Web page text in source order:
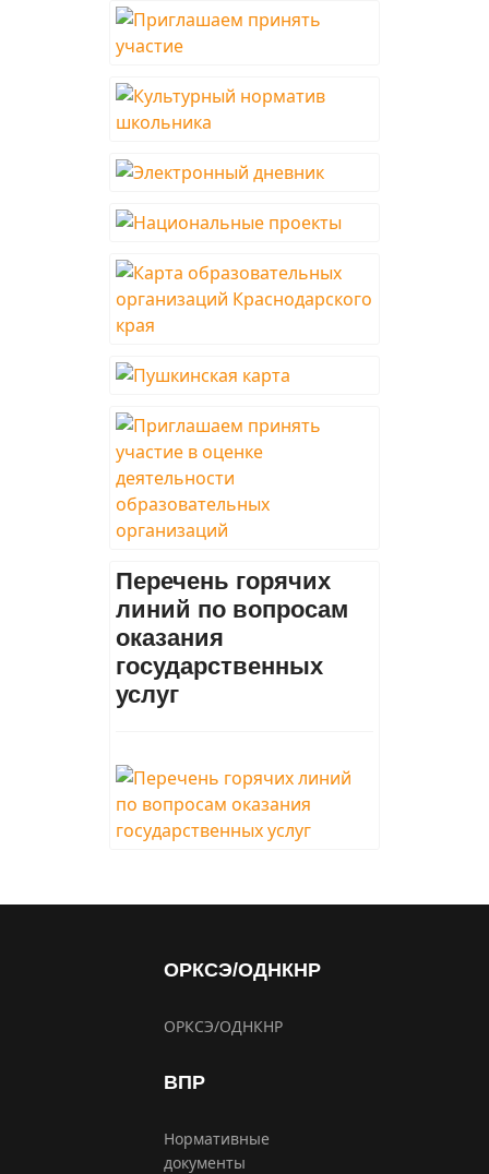
Перечень горячих
линий по вопросам
оказания
государственных
услуг
ОРКСЭ/ОДНКНР
ОРКСЭ/ОДНКНР
ВПР
Нормативные
документы